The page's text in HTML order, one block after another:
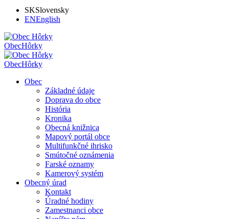
SKSlovensky
ENEnglish
ObecHôrky
ObecHôrky
Obec
Základné údaje
Doprava do obce
História
Kronika
Obecná knižnica
Mapový portál obce
Multifunkčné ihrisko
Smútočné oznámenia
Farské oznamy
Kamerový systém
Obecný úrad
Kontakt
Úradné hodiny
Zamestnanci obce